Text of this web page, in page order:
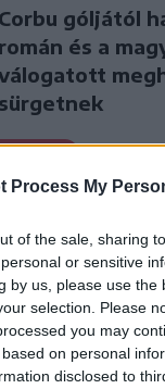
Process My
of the sale, sharing
or sensitive
by us, please use the
selection. Please
you may
on personal
disclosed to
Corbu góljától
román és a
sürgetnek
Nőileg
Ella: